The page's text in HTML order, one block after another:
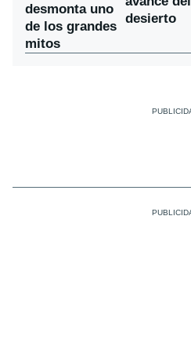
desmonta uno
de los grandes
mitos
desierto